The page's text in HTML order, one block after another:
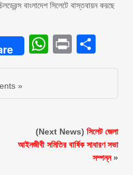
বাংলাদেশ সিলেটে বাস্তবায়ন করছে
Print
»
(Next News) সিলেট জেলা
আইনজীবী সমিতির বার্ষিক সাধারণ সভা
সম্পন্ন»